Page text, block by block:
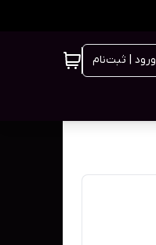
ورود | ثبت‌نام